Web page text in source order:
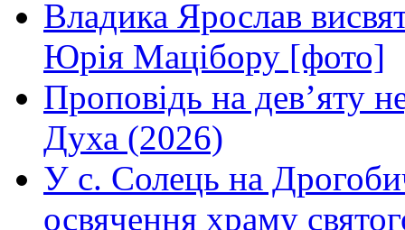
Владика Ярослав
Юрія Мацібору [фото]
Проповідь на дев’яту
Духа (2026)
У с. Солець на
освячення храму